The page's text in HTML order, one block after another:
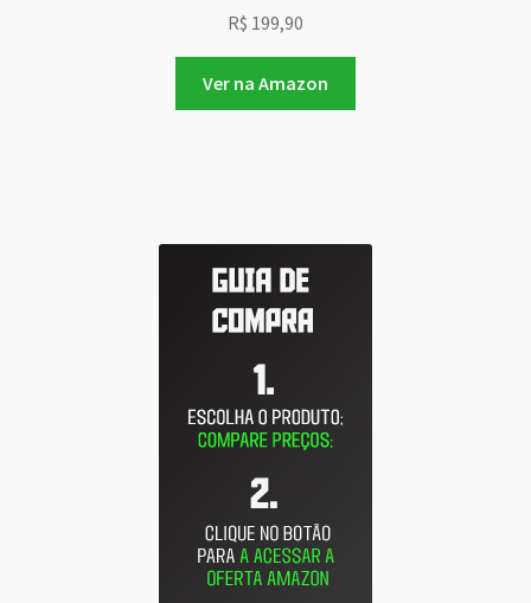
R$ 199,90
Ver na Amazon